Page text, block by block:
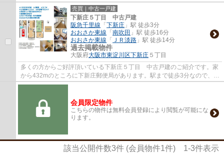
内環境が魅力の中古マンションとなってい...
売買｜中古一戸建
下新庄５丁目 中古戸建
阪急千里線 「 下新庄 」駅 徒歩3分
おおさか東線 「 南吹田 」駅 徒歩16分
おおさか東線 「 ＪＲ淡路 」駅 徒歩14分
過去掲載物件
大阪府大阪市東淀川区下新庄 ５丁目
多くの方からご好評頂いている下新庄５丁目 中古戸建のご紹介です。家
から432mのところに下新庄郵便局があります。駅まで徒歩3分なので、移
動時間を短縮できます。経済的なメリットも...
会員限定物件
こちらの物件は無料会員登録により閲覧が可能にな
ります。
該当公開件数3件 (会員物件1件) 1-3件表示